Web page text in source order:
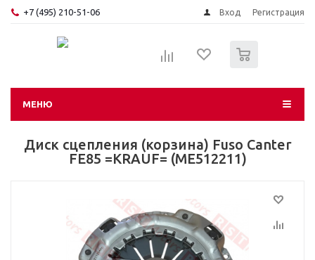
+7 (495) 210-51-06 Вход Регистрация
МЕНЮ
Диск сцепления (корзина) Fuso Canter
FE85 =KRAUF= (ME512211)